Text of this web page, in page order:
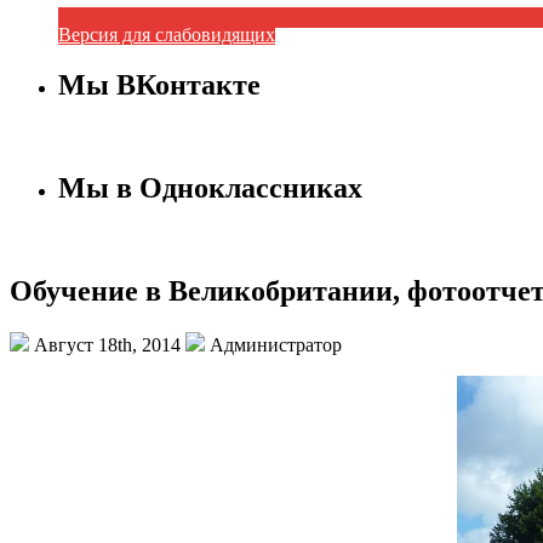
Версия для слабовидящих
Мы ВКонтакте
Мы в Одноклассниках
Обучение в Великобритании,
Август 18th, 2014 Администратор